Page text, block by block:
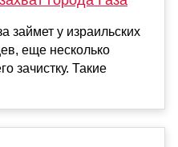
займет у израильских
еще несколько
зачистку. Такие